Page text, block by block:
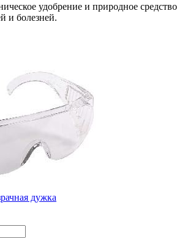
удобрение и природное средство
и болезней.
дужка